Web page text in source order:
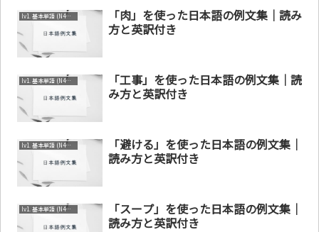
lv1. 基本単語 (N4～N5)
「肉」を使った日本語の例文集｜読み
方と英訳付き
lv1. 基本単語 (N4～N5)
「工事」を使った日本語の例文集｜読
み方と英訳付き
lv1. 基本単語 (N4～N5)
「避ける」を使った日本語の例文集｜
読み方と英訳付き
lv1. 基本単語 (N4～N5)
「スープ」を使った日本語の例文集｜
読み方と英訳付き